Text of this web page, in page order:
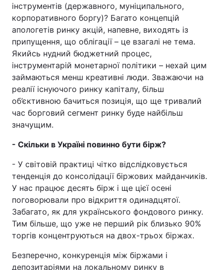
інструментів (державного, муніципального,
корпоративного боргу)? Багато концепцій
апологетів ринку акцій, напевне, виходять із
припущення, що облігації – це взагалі не тема.
Якийсь нудний бюджетний процес,
інструментарій монетарної політики – нехай цим
займаються менш креативні люди. Зважаючи на
реалії існуючого ринку капіталу, більш
об’єктивною бачиться позиція, що ще тривалий
час борговий сегмент ринку буде найбільш
значущим.
- Скільки в Україні повинно бути бірж?
- У світовій практиці чітко відслідковується
тенденція до консолідації біржових майданчиків.
У нас працює десять бірж і ще цієї осені
поговорювали про відкриття одинадцятої.
Забагато, як для українського фондового ринку.
Тим більше, що уже не перший рік близько 90%
торгів концентруються на двох-трьох біржах.
Безперечно, конкуренція між біржами і
депозитаріями на локальному ринку в